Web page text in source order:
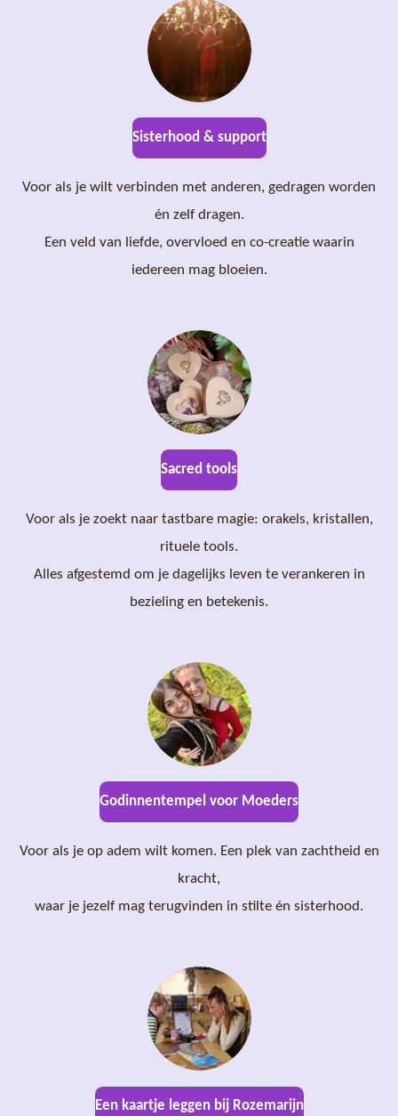
Sisterhood & support
Voor als je wilt verbinden met anderen, gedragen worden
én zelf dragen.
Een veld van liefde, overvloed en co-creatie waarin
iedereen mag bloeien.
Sacred tools
Voor als je zoekt naar tastbare magie: orakels, kristallen,
rituele tools.
Alles afgestemd om je dagelijks leven te verankeren in
bezieling en betekenis.
Godinnentempel voor Moeders
Voor als je op adem wilt komen. Een plek van zachtheid en
kracht,
waar je jezelf mag terugvinden in stilte én sisterhood.
Een kaartje leggen bij Rozemarijn